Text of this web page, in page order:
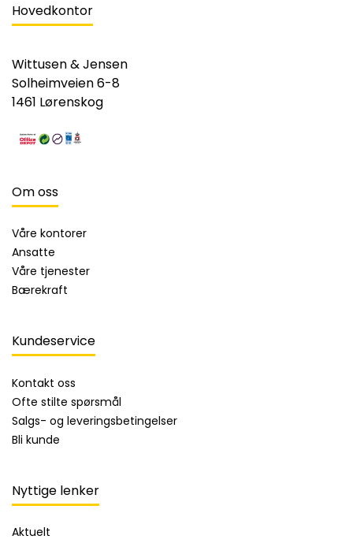
Hovedkontor
Wittusen & Jensen
Solheimveien 6-8
1461 Lørenskog
Om oss
Våre kontorer
Ansatte
Våre tjenester
Bærekraft
Kundeservice
Kontakt oss
Ofte stilte spørsmål
Salgs- og leveringsbetingelser
Bli kunde
Nyttige lenker
Aktuelt